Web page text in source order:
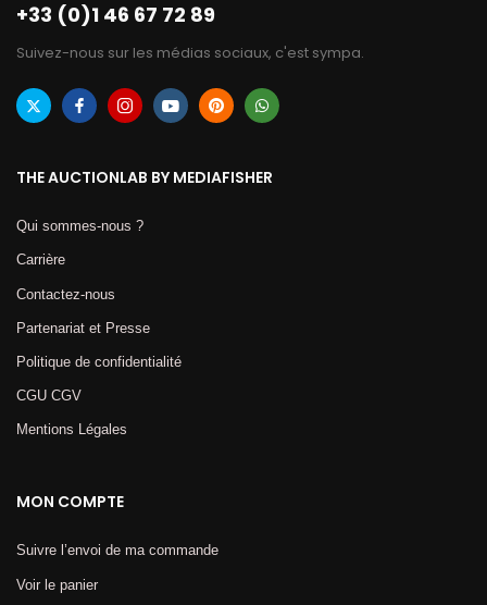
+33 (0)1 46 67 72 89
Suivez-nous sur les médias sociaux, c'est sympa.
THE AUCTIONLAB BY MEDIAFISHER
Qui sommes-nous ?
Carrière
Contactez-nous
Partenariat et Presse
Politique de confidentialité
CGU CGV
Mentions Légales​
MON COMPTE
Suivre l’envoi de ma commande
Voir le panier